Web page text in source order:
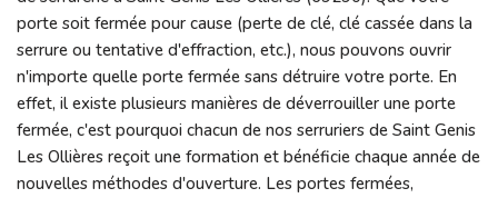
porte soit fermée pour cause (perte de clé, clé cassée dans la
serrure ou tentative d'effraction, etc.), nous pouvons ouvrir
n'importe quelle porte fermée sans détruire votre porte. En
effet, il existe plusieurs manières de déverrouiller une porte
fermée, c'est pourquoi chacun de nos serruriers de Saint Genis
Les Ollières reçoit une formation et bénéficie chaque année de
nouvelles méthodes d'ouverture. Les portes fermées,